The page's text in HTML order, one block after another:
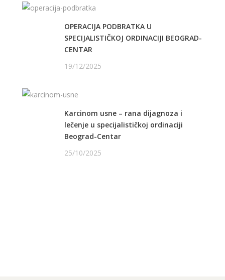
OPERACIJA PODBRATKA U
SPECIJALISTIČKOJ ORDINACIJI BEOGRAD-
CENTAR
19/12/2025
Karcinom usne – rana dijagnoza i
lečenje u specijalističkoj ordinaciji
Beograd-Centar
25/10/2025